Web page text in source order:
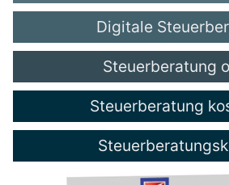
Digitale
Steuerberatung
Steuerberatung